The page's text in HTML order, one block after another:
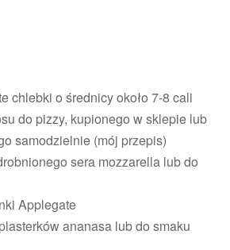
chlebki o średnicy około 7-8 cali
do pizzy, kupionego w sklepie lub
samodzielnie (mój przepis)
sera mozzarella lub do
Applegate
ananasa lub do smaku